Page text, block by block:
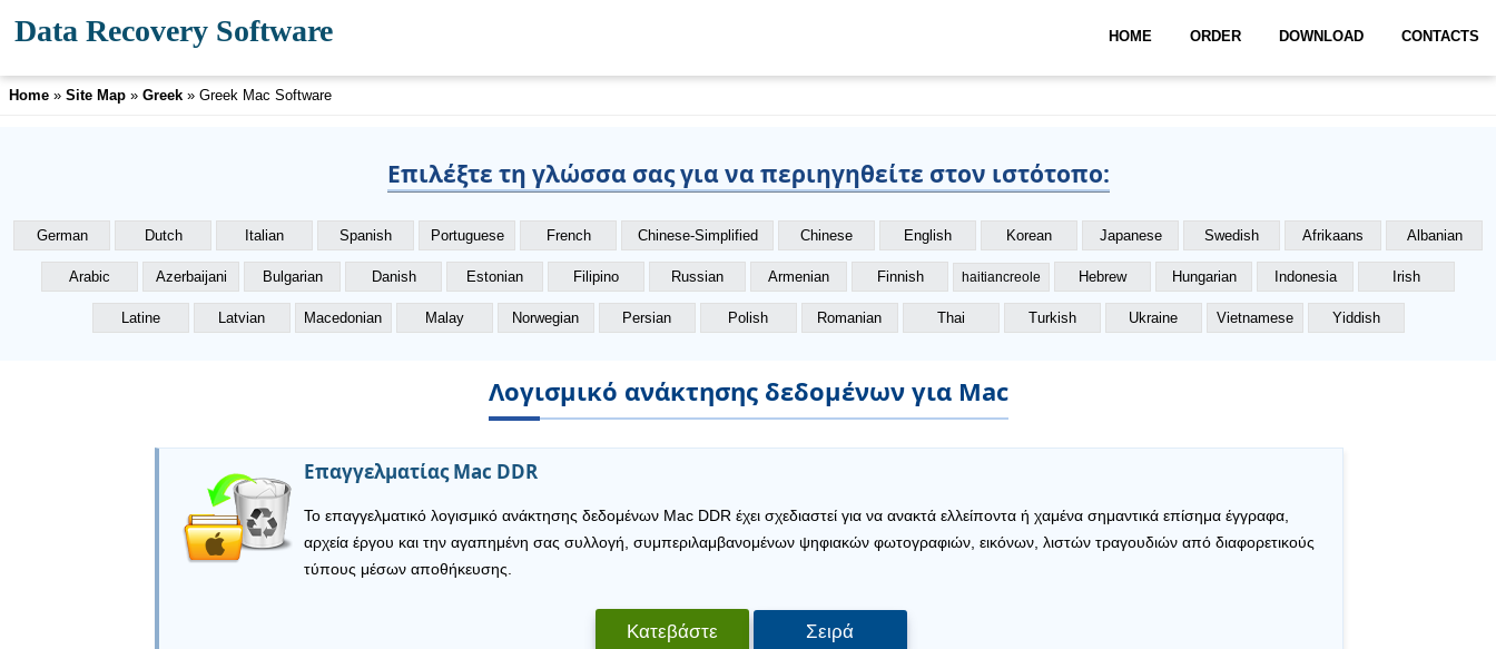
Data Recovery Software HOME ORDER DOWNLOAD CONTACTS
Home » Site Map » Greek » Greek Mac Software
Επιλέξτε τη γλώσσα σας για να περιηγηθείτε στον ιστότοπο:
German Dutch Italian Spanish Portuguese French Chinese-Simplified Chinese English Korean Japanese Swedish Afrikaans Albanian
Arabic Azerbaijani Bulgarian Danish Estonian Filipino Russian Armenian Finnish haitiancreole Hebrew Hungarian Indonesia Irish
Latine Latvian Macedonian Malay Norwegian Persian Polish Romanian Thai Turkish Ukraine Vietnamese Yiddish
Λογισμικό ανάκτησης δεδομένων για Mac
Επαγγελματίας Mac DDR
Το επαγγελματικό λογισμικό ανάκτησης δεδομένων Mac DDR έχει σχεδιαστεί για να ανακτά ελλείποντα ή χαμένα σημαντικά επίσημα έγγραφα,
αρχεία έργου και την αγαπημένη σας συλλογή, συμπεριλαμβανομένων ψηφιακών φωτογραφιών, εικόνων, λιστών τραγουδιών από διαφορετικούς
τύπους μέσων αποθήκευσης.
Κατεβάστε Σειρά